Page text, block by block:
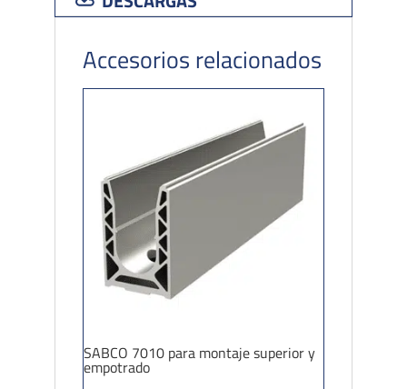
Accesorios relacionados
SABCO 7010 para montaje superior y
empotrado